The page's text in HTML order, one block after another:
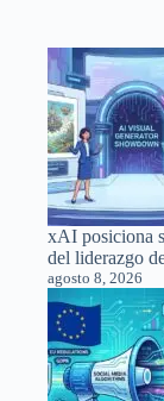
xAI posiciona
del liderazgo
agosto 8, 2026